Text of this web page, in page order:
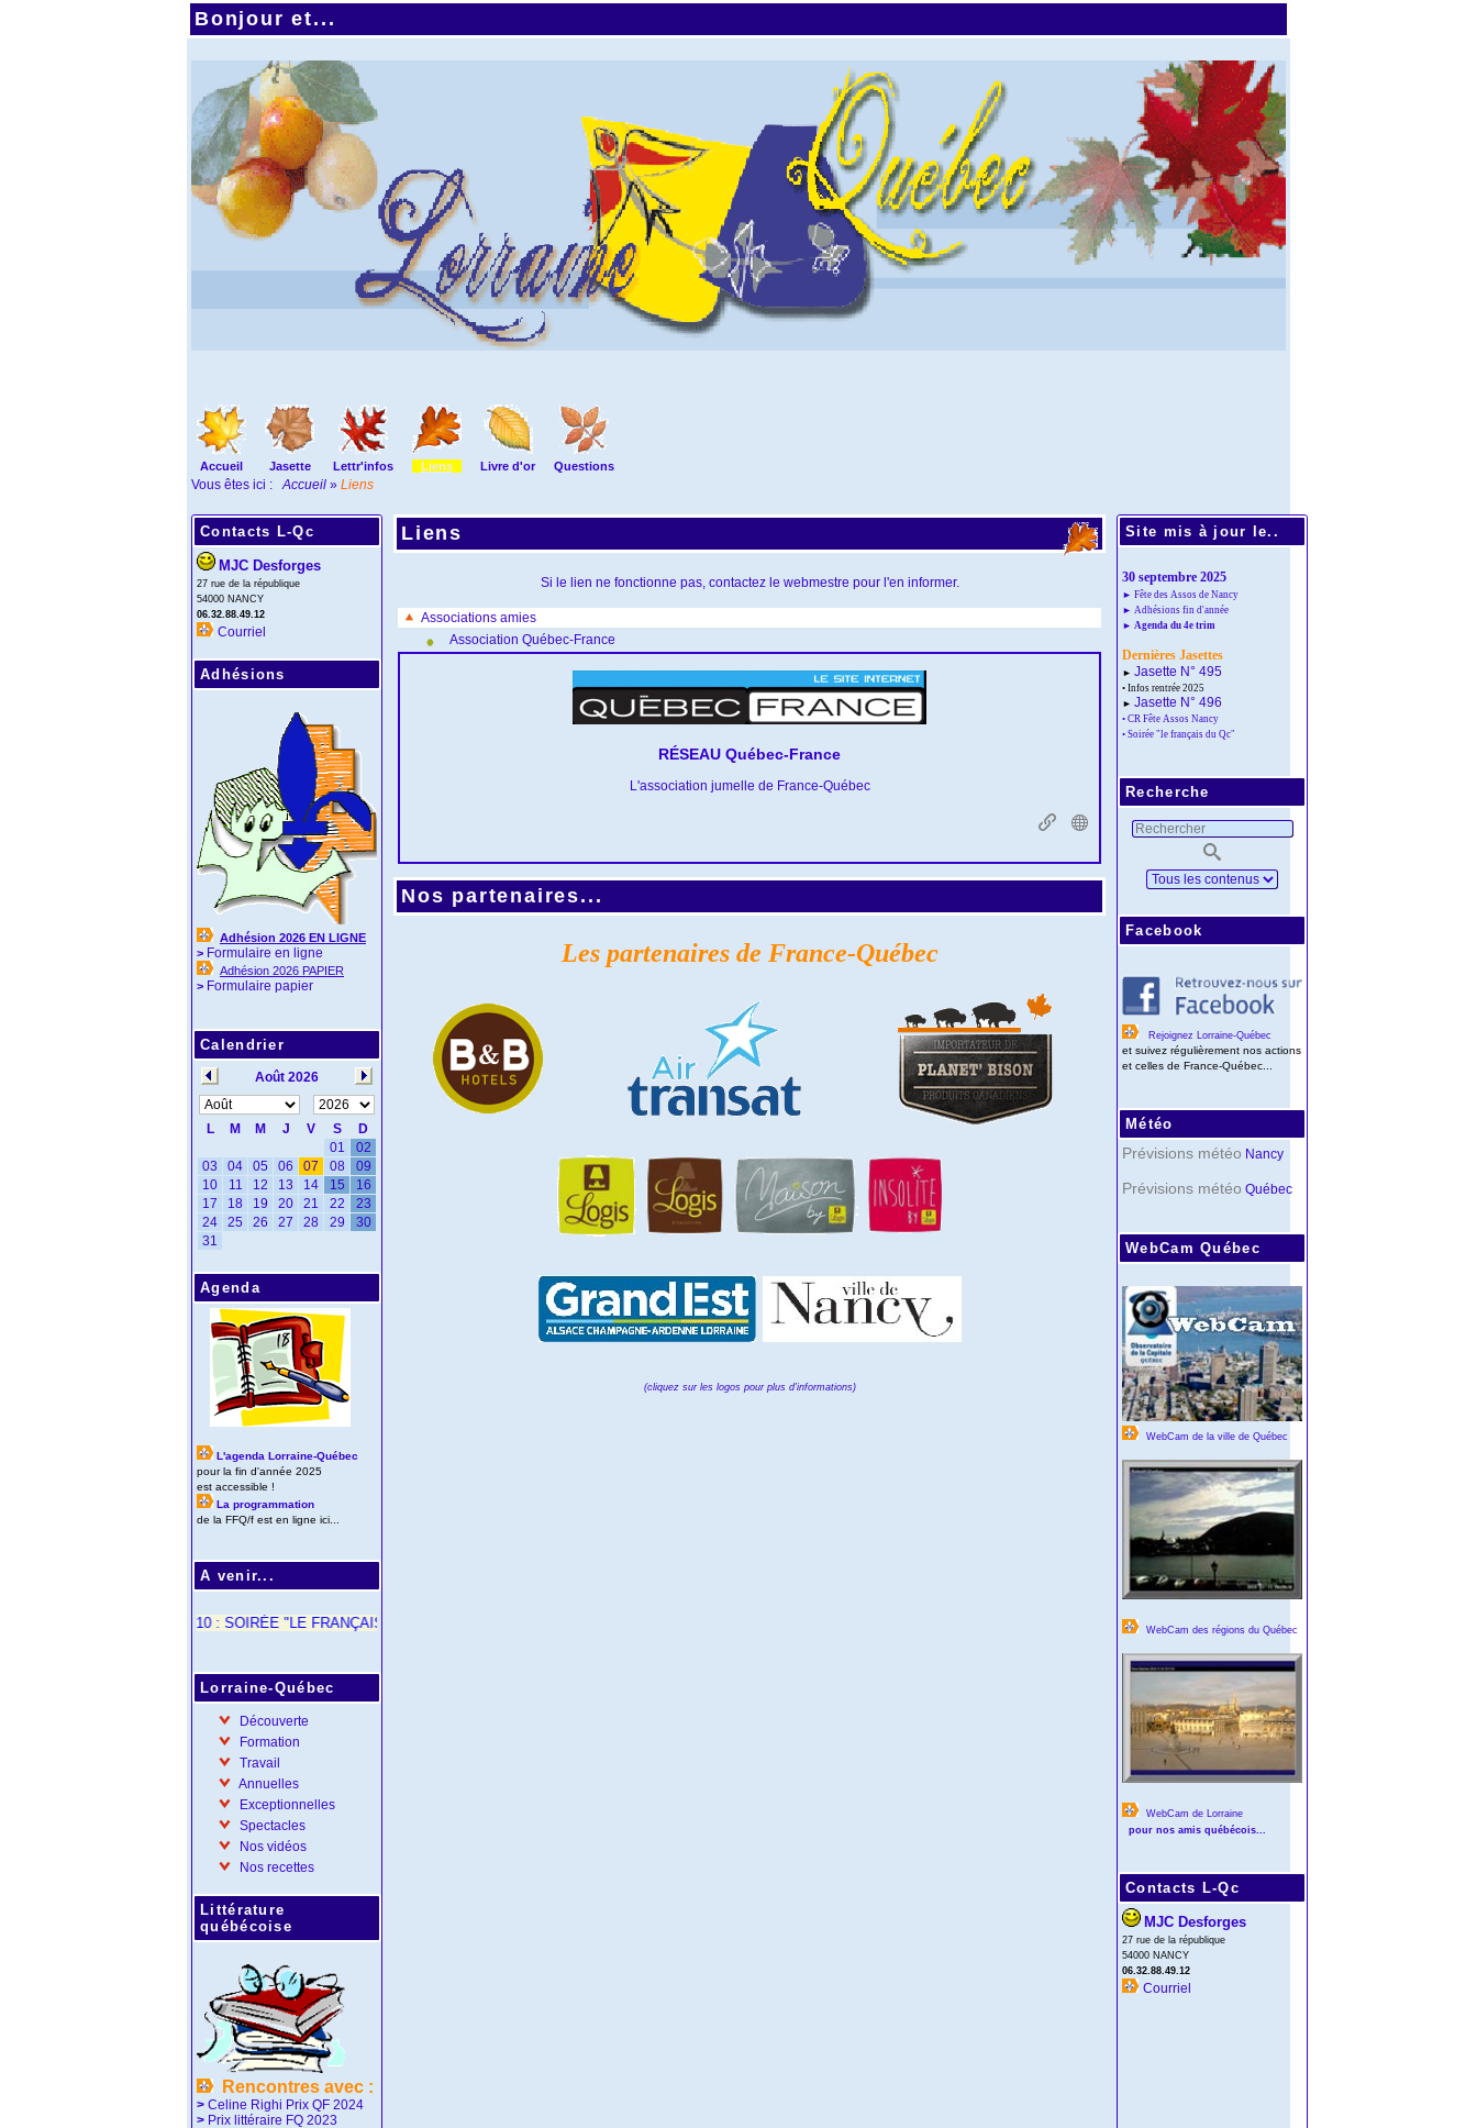
Bonjour et...
Accueil Jasette Lettr'infos Liens Livre d'or Questions
Vous êtes ici : Accueil » Liens
Contacts L-Qc
MJC Desforges
27 rue de la république
54000 NANCY
06.32.88.49.12
Courriel
Adhésions
Adhésion 2026 EN LIGNE
> Formulaire en ligne
Adhésion 2026 PAPIER
> Formulaire papier
Calendrier
Agenda
L'agenda Lorraine-Québec
pour la fin d'année 2025
est accessible !
La programmation
de la FFQ/f est en ligne ici...
A venir...
< 21/10 : SOIRÉE "LE FRANÇAIS DU QUÉBEC - SALLE JUILLIÈRE - LAXOU 20H >
Lorraine-Québec
Découverte
Formation
Travail
Annuelles
Exceptionnelles
Spectacles
Nos vidéos
Nos recettes
Littérature
québécoise
Rencontres avec :
> Celine Righi Prix QF 2024
> Prix littéraire FQ 2023
Liens
Si le lien ne fonctionne pas, contactez le webmestre pour l'en informer.
Associations amies
Association Québec-France
RÉSEAU Québec-France
L'association jumelle de France-Québec
Nos partenaires...
Les partenaires de France-Québec
(cliquez sur les logos pour plus d'informations)
Site mis à jour le..
30 septembre 2025
► Fête des Assos de Nancy
► Adhésions fin d'année
► Agenda du 4e trim
Dernières Jasettes
► Jasette N° 495
• Infos rentrée 2025
► Jasette N° 496
• CR Fête Assos Nancy
• Soirée "le français du Qc"
Recherche
Facebook
Rejoignez Lorraine-Québec
et suivez régulièrement nos actions
et celles de France-Québec...
Météo
Prévisions météo Nancy
Prévisions météo Québec
WebCam Québec
WebCam de la ville de Québec
WebCam des régions du Québec
WebCam de Lorraine
pour nos amis québécois...
Contacts L-Qc
MJC Desforges
27 rue de la république
54000 NANCY
06.32.88.49.12
Courriel